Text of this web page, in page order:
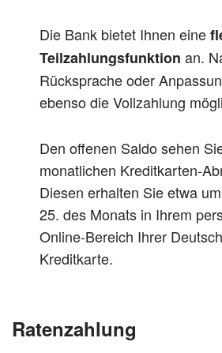
Die Bank bietet Ihnen eine
Teilzahlungsfunktion an.
Rücksprache oder
ebenso die Vollzahlung
Den offenen Saldo sehen
monatlichen Kreditkarten-
Diesen erhalten Sie etwa
25. des Monats in Ihrem
Online-Bereich Ihrer
Kreditkarte.
Ratenzahlung